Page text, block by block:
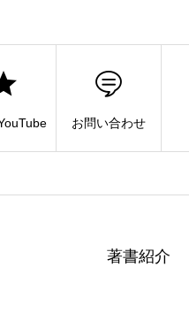
お問い合わせ
著書紹介